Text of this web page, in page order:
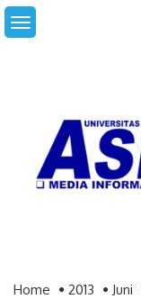
Skip
to
Home 2013 Juni